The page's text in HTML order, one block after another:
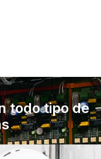
todo tipo de